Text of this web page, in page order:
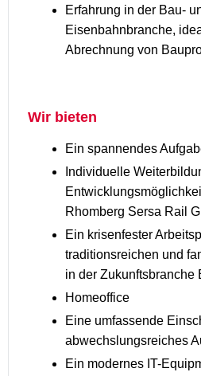
Erfahrung in der Bau-
Eisenbahnbranche,
Abrechnung von
Wir bieten
Ein spannendes
Individuelle
Rhomberg Sersa Rail
Ein krisenfester
traditionsreichen und
in der Zukunftsbranche
Homeoffice
Eine umfassende
abwechslungsreiches
Ein modernes IT-